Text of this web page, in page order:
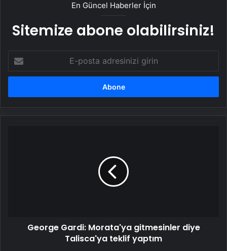
En Güncel Haberler İçin
Sitemize abone olabilirsiniz!
posta
adresinizi
George Gardi: Morata'ya gitmesinler diye
Talisca'ya teklif yaptım